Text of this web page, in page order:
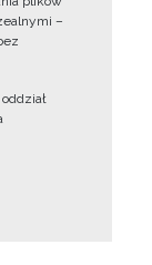
–